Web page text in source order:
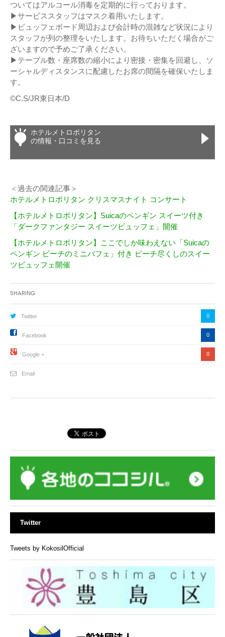
ついてはアルコール消毒を定期的に行っております。
▶サービススタッフはマスク着用いたします。
▶ビュッフェボード周辺および会計時の混雑など状況により
スタッフが列の整理をいたします。お待ちいただく場合がご
ざいますので予めご了承ください。
▶テーブル数・座席数の縮小により密接・密集を回避し、ソ
ーシャルディスタンスに配慮したお席の間隔を確保いたしま
す。
©C.S/JR東日本/D
ホテルメトロポリタン
の情報・口コミを見る
＜過去の関連記事＞
ホテルメトロポリタン クリスマスナイト コンサート
【ホテルメトロポリタン】Suicaのペンギン スイーツ付き
「ダークファンタジー スイーツビュッフェ」開催
【ホテルメトロポリタン】ここでしか味わえない「Suicaの
ペンギン ピーチのミニパフェ」付き ピーチ尽くしのスイー
ツビュッフェ開催
Sharing
Twitter 0
Facebook 0
Google + 0
Email
Twitter
Tweets by KokosilOfficial